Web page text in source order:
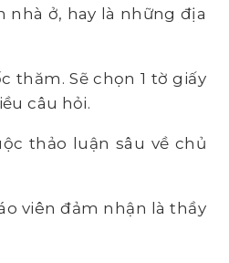
ở, hay là những địa
thăm. Sẽ chọn 1 tờ giấy
câu hỏi.
thảo luận sâu về chủ
viên đảm nhận là thầy